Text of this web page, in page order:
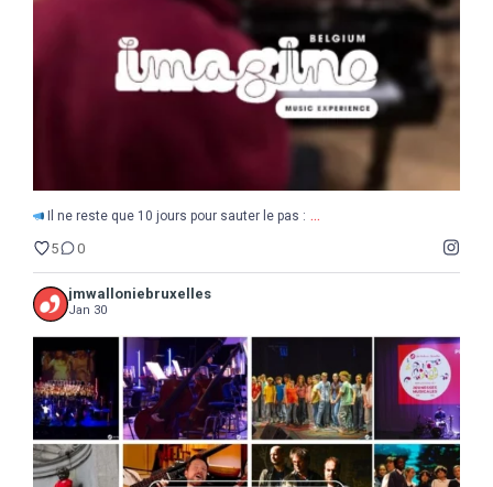
5
Il ne reste que 10 jours pour sauter le pas : ...
5 0
jmwalloniebruxelles
Jan 30